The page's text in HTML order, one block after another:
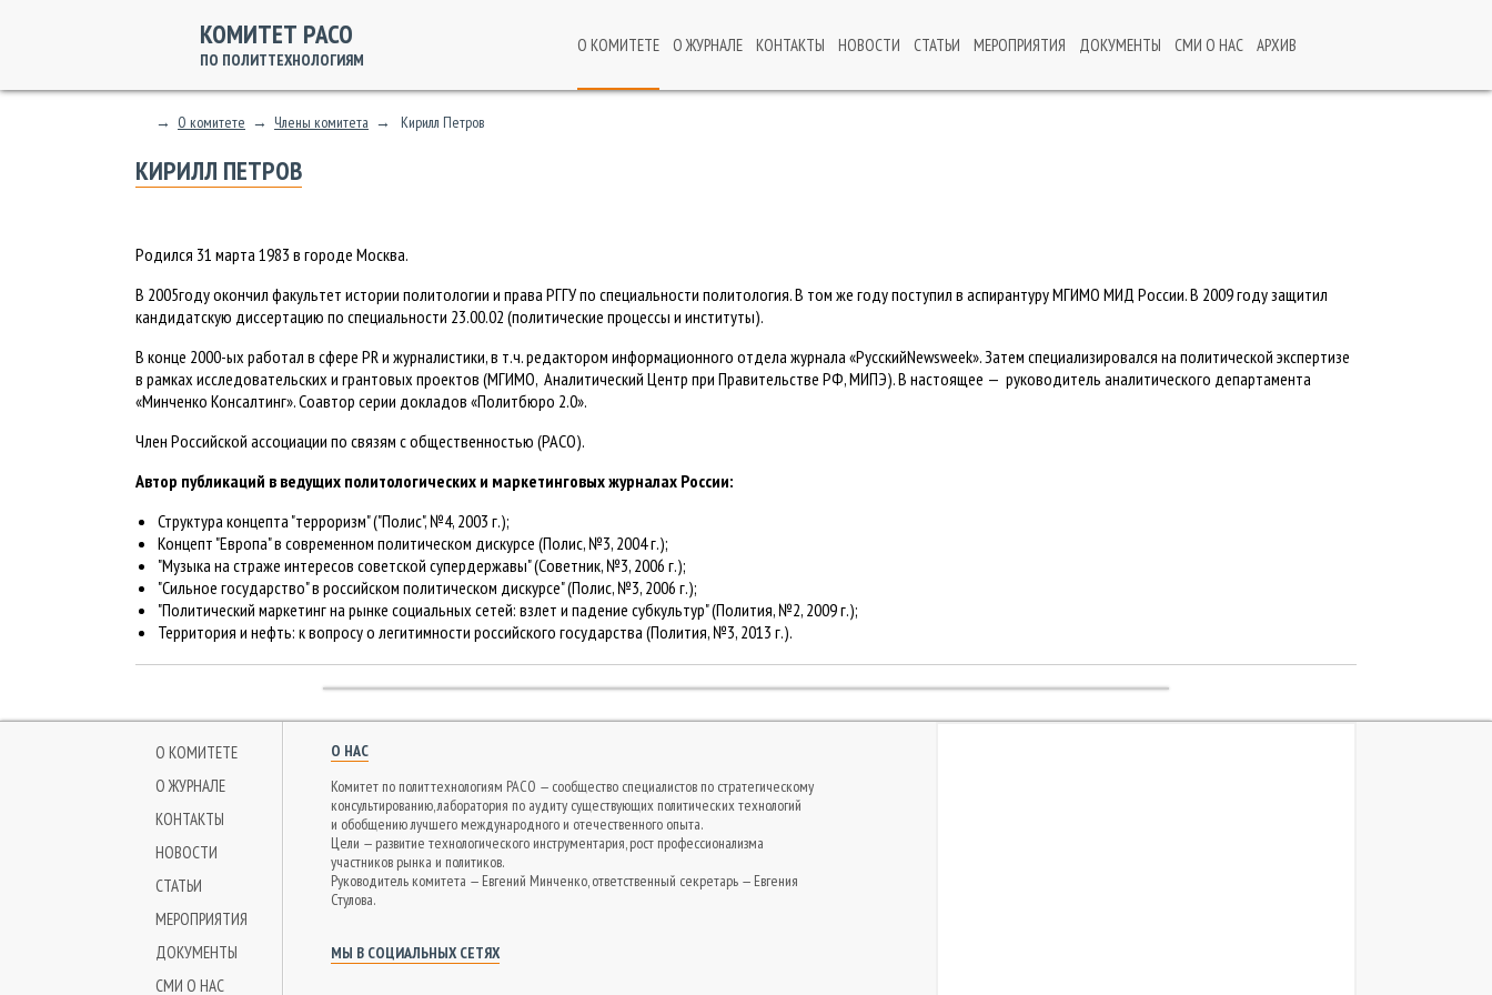
КОМИТЕТ РАСО
ПО ПОЛИТТЕХНОЛОГИЯМ
О КОМИТЕТЕ О ЖУРНАЛЕ КОНТАКТЫ НОВОСТИ СТАТЬИ МЕРОПРИЯТИЯ ДОКУМЕНТЫ СМИ О НАС АРХИВ
→ О комитете → Члены комитета → Кирилл Петров
КИРИЛЛ ПЕТРОВ
Родился 31 марта 1983 в городе Москва.
В 2005году окончил факультет истории политологии и права РГГУ по специальности политология. В том же году поступил в аспирантуру МГИМО МИД России. В 2009 году защитил
кандидатскую диссертацию по специальности 23.00.02 (политические процессы и институты).
В конце 2000-ых работал в сфере PR и журналистики, в т.ч. редактором информационного отдела журнала «РусскийNewsweek». Затем специализировался на политической экспертизе
в рамках исследовательских и грантовых проектов (МГИМО, Аналитический Центр при Правительстве РФ, МИПЭ). В настоящее — руководитель аналитического департамента
«Минченко Консалтинг». Соавтор серии докладов «Политбюро 2.0».
Член Российской ассоциации по связям с общественностью (РАСО).
Автор публикаций в ведущих политологических и маркетинговых журналах России:
Структура концепта "терроризм" ("Полис", №4, 2003 г.);
Концепт "Европа" в современном политическом дискурсе (Полис, №3, 2004 г.);
"Музыка на страже интересов советской супердержавы" (Советник, №3, 2006 г.);
"Сильное государство" в российском политическом дискурсе" (Полис, №3, 2006 г.);
"Политический маркетинг на рынке социальных сетей: взлет и падение субкультур" (Полития, №2, 2009 г.);
Территория и нефть: к вопросу о легитимности российского государства (Полития, №3, 2013 г.).
О КОМИТЕТЕ
О ЖУРНАЛЕ
КОНТАКТЫ
НОВОСТИ
СТАТЬИ
МЕРОПРИЯТИЯ
ДОКУМЕНТЫ
СМИ О НАС
О НАС
Комитет по политтехнологиям РАСО — сообщество специалистов по стратегическому
консультированию, лаборатория по аудиту существующих политических технологий
и обобщению лучшего международного и отечественного опыта.
Цели — развитие технологического инструментария, рост профессионализма
участников рынка и политиков.
Руководитель комитета — Евгений Минченко, ответственный секретарь — Евгения
Стулова.
МЫ В СОЦИАЛЬНЫХ СЕТЯХ